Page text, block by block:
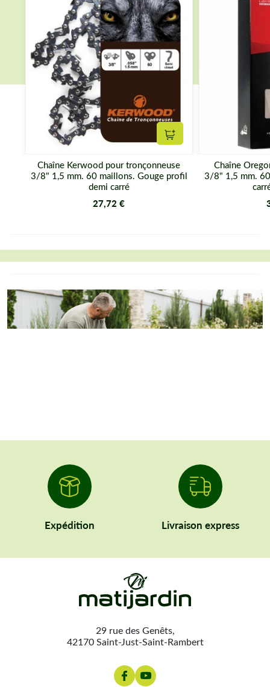
Ajouter au panier
Chaîne Kerwood pour tronçonneuse
3/8" 1,5 mm. 60 maillons. Gouge profil
demi carré
27,72 €
Chaîne
3/8" 1,5 mm.
Expédition Livraison express
29 rue des Genêts,
42170 Saint-Just-Saint-Rambert